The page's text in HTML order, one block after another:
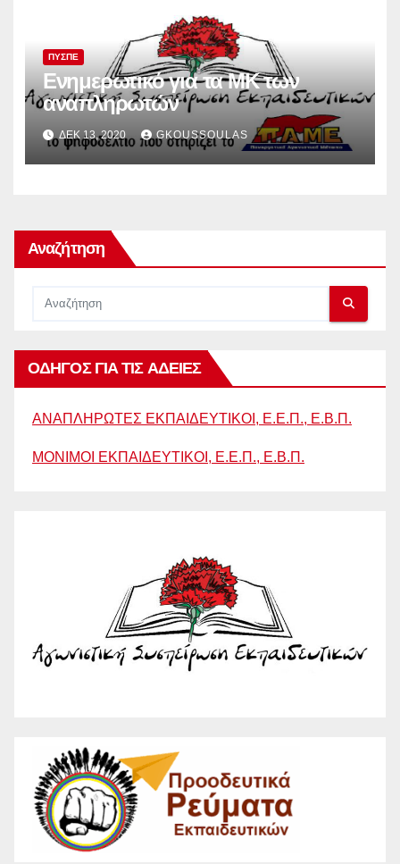
ΠΥΣΠΕ
Ενημερωτικό για τα ΜΚ των
αναπληρωτών
ΔΕΚ 13, 2020 GKOUSSOULAS
Αναζήτηση
ΟΔΗΓΟΣ ΓΙΑ ΤΙΣ ΑΔΕΙΕΣ
ΑΝΑΠΛΗΡΩΤΕΣ ΕΚΠΑΙΔΕΥΤΙΚΟΙ, Ε.Ε.Π., Ε.Β.Π.
ΜΟΝΙΜΟΙ ΕΚΠΑΙΔΕΥΤΙΚΟΙ, Ε.Ε.Π., Ε.Β.Π.